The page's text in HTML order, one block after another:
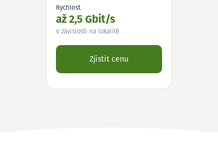
Rychlost
až 2,5 Gbit/s
V závislosti na lokalitě.
Zjistit cenu